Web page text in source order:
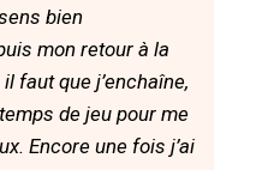
bien
mon retour à la
faut que j’enchaîne,
de jeu pour me
Encore une fois j’ai